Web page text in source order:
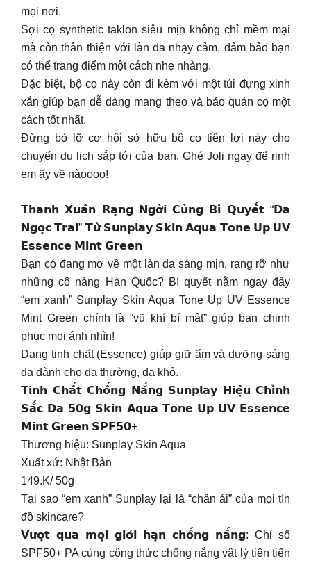
mọi nơi.
Sợi cọ synthetic taklon siêu mịn không chỉ mềm mại
mà còn thân thiện với làn da nhạy cảm, đảm bảo bạn
có thể trang điểm một cách nhẹ nhàng.
Đặc biệt, bộ cọ này còn đi kèm với một túi đựng xinh
xắn giúp bạn dễ dàng mang theo và bảo quản cọ một
cách tốt nhất.
Đừng bỏ lỡ cơ hội sở hữu bộ cọ tiện lợi này cho
chuyến du lịch sắp tới của bạn. Ghé Joli ngay để rinh
em ấy về nàoooo!
𝗧𝗵𝗮𝗻𝗵 𝗫𝘂𝗮̂𝗻 𝗥𝗮̣𝗻𝗴 𝗡𝗴𝗼̛̀𝗶 𝗖𝘂̀𝗻𝗴 𝗕𝗶́ 𝗤𝘂𝘆𝗲̂́𝘁 “𝗗𝗮
𝗡𝗴𝗼̣𝗰 𝗧𝗿𝗮𝗶” 𝗧𝘂̛̀ 𝗦𝘂𝗻𝗽𝗹𝗮𝘆 𝗦𝗸𝗶𝗻 𝗔𝗾𝘂𝗮 𝗧𝗼𝗻𝗲 𝗨𝗽 𝗨𝗩
𝗘𝘀𝘀𝗲𝗻𝗰𝗲 𝗠𝗶𝗻𝘁 𝗚𝗿𝗲𝗲𝗻
Bạn có đang mơ về một làn da sáng mịn, rạng rỡ như
những cô nàng Hàn Quốc? Bí quyết nằm ngay đây
“em xanh” Sunplay Skin Aqua Tone Up UV Essence
Mint Green chính là “vũ khí bí mật” giúp bạn chinh
phục mọi ánh nhìn!
Dạng tinh chất (Essence) giúp giữ ẩm và dưỡng sáng
da dành cho da thường, da khô.
𝗧𝗶𝗻𝗵 𝗖𝗵𝗮̂́𝘁 𝗖𝗵𝗼̂́𝗻𝗴 𝗡𝗮̆́𝗻𝗴 𝗦𝘂𝗻𝗽𝗹𝗮𝘆 𝗛𝗶𝗲̣̂𝘂 𝗖𝗵𝗶̉𝗻𝗵
𝗦𝗮̆́𝗰 𝗗𝗮 𝟱𝟬𝗴 𝗦𝗸𝗶𝗻 𝗔𝗾𝘂𝗮 𝗧𝗼𝗻𝗲 𝗨𝗽 𝗨𝗩 𝗘𝘀𝘀𝗲𝗻𝗰𝗲
𝗠𝗶𝗻𝘁 𝗚𝗿𝗲𝗲𝗻 𝗦𝗣𝗙𝟱𝟬+
Thương hiệu: Sunplay Skin Aqua
Xuất xứ: Nhật Bản
149.K/ 50g
Tại sao “em xanh” Sunplay lại là “chân ái” của mọi tín
đồ skincare?
𝗩𝘂̛𝗼̛̣𝘁 𝗾𝘂𝗮 𝗺𝗼̣𝗶 𝗴𝗶𝗼̛́𝗶 𝗵𝗮̣𝗻 𝗰𝗵𝗼̂́𝗻𝗴 𝗻𝗮̆́𝗻𝗴: Chỉ số
SPF50+ PA cùng công thức chống nắng vật lý tiên tiến